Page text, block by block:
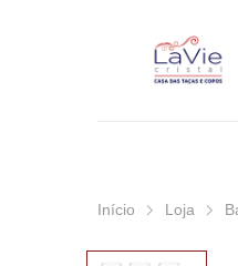
Início Loja